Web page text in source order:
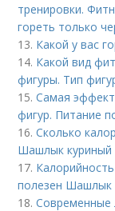
тренировки.
гореть только
13. Какой у вас
14. Какой вид
фигуры. Тип
15.Самая
фигур. Питание
16.Сколько
Шашлык куриный
17.
полезен Шашлык
18.Современные